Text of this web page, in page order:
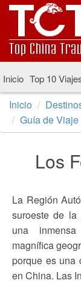
Inicio Top 10
Inicio
Guía de
Los
La Región
suroeste de la
una
magnífica
porque es una
en China. Las